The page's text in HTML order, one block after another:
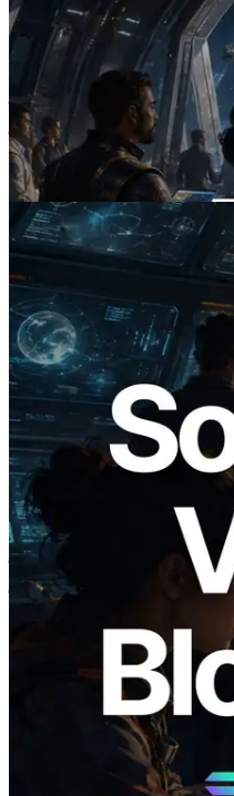
2026.07.04
ERPC ने x402
किया — AI एजेंट अब
डिमांड भुगतान कर सकते
यह लेख पढ़ें
2026.05.24
Validators
Analyzer लॉन्च किया
उत्पादन समय और
विज़ुअलाइज़ेशन